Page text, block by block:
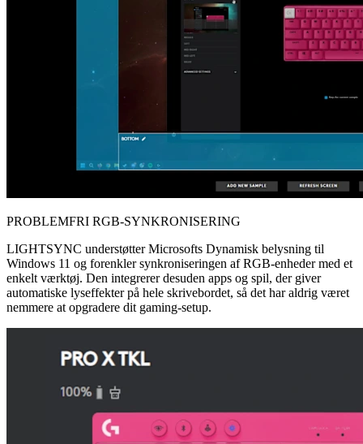
PROBLEMFRI RGB-SYNKRONISERING
LIGHTSYNC understøtter Microsofts Dynamisk belysning til
Windows 11 og forenkler synkroniseringen af RGB-enheder med et
enkelt værktøj. Den integrerer desuden apps og spil, der giver
automatiske lyseffekter på hele skrivebordet, så det har aldrig været
nemmere at opgradere dit gaming-setup.